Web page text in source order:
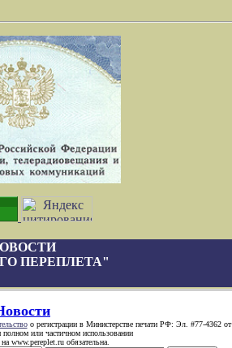
ПЕРЕПЛЕТА"
о регистрации в Министерстве печати РФ: Эл. #77-4362 от
или частичном использовании
www.pereplet.ru обязательна.